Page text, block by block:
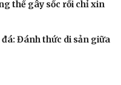
thể gây sốc rồi chỉ xin
đá: Đánh thức di sản giữa